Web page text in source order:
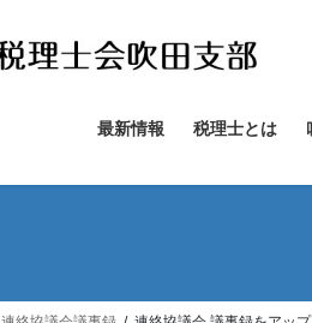
最新情報 税理士とは